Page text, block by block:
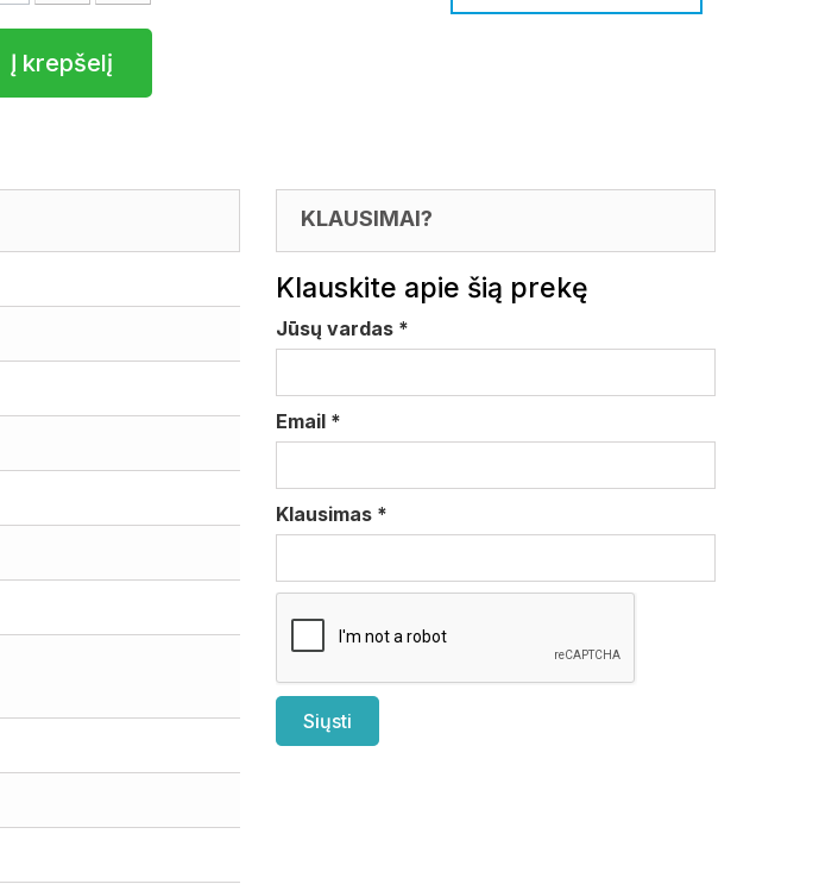
Į krepšelį
KLAUSIMAI?
Klauskite apie šią prekę
Jūsų vardas *
Email *
Klausimas *